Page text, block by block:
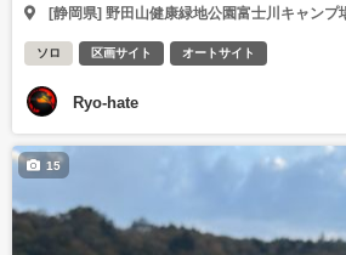
[静岡県] 野田山健康緑地公園富士川キャンプ
ソロ 区画サイト オートサイト
Ryo-hate
15